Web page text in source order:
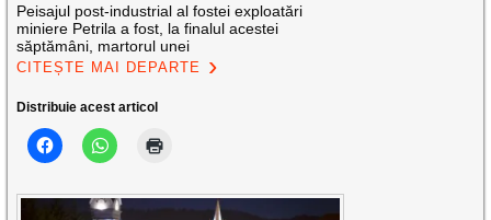
Peisajul post-industrial al fostei exploatări
miniere Petrila a fost, la finalul acestei
săptămâni, martorul unei
CITEȘTE MAI DEPARTE
Distribuie acest articol